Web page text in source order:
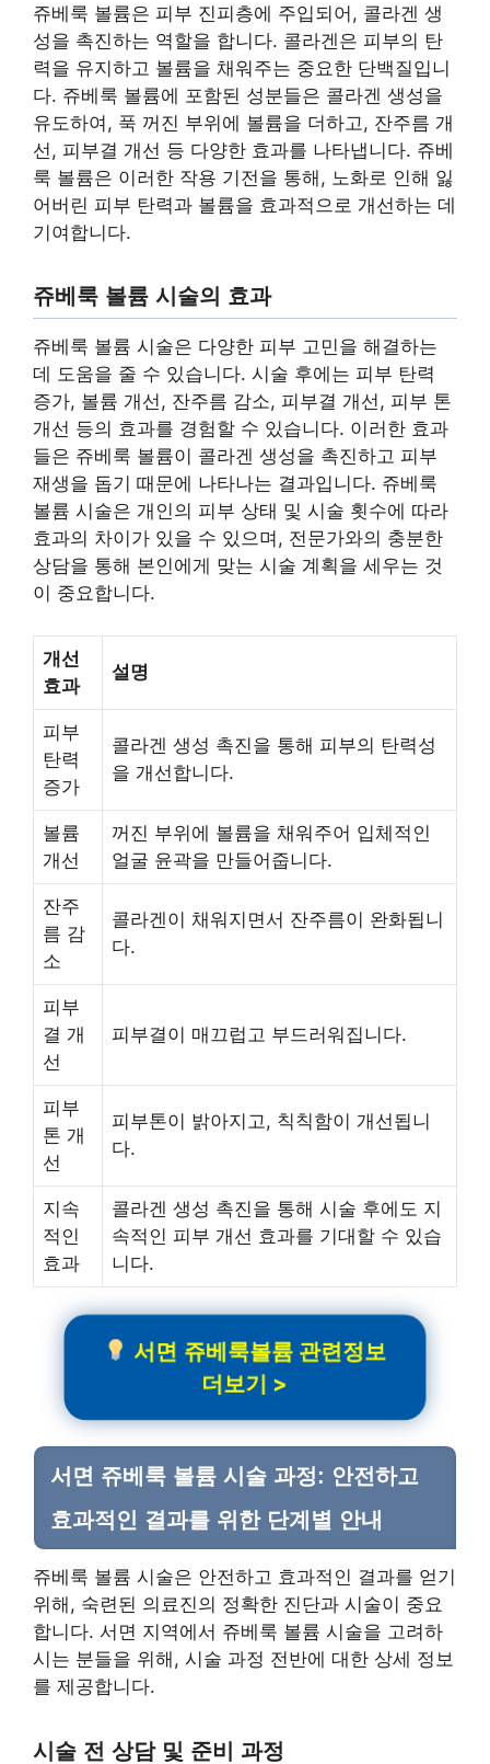
쥬베룩 볼륨은 피부 진피층에 주입되어, 콜라겐 생
성을 촉진하는 역할을 합니다. 콜라겐은 피부의 탄
력을 유지하고 볼륨을 채워주는 중요한 단백질입니
다. 쥬베룩 볼륨에 포함된 성분들은 콜라겐 생성을
유도하여, 푹 꺼진 부위에 볼륨을 더하고, 잔주름 개
선, 피부결 개선 등 다양한 효과를 나타냅니다. 쥬베
룩 볼륨은 이러한 작용 기전을 통해, 노화로 인해 잃
어버린 피부 탄력과 볼륨을 효과적으로 개선하는 데
기여합니다.
쥬베룩 볼륨 시술의 효과
쥬베룩 볼륨 시술은 다양한 피부 고민을 해결하는
데 도움을 줄 수 있습니다. 시술 후에는 피부 탄력
증가, 볼륨 개선, 잔주름 감소, 피부결 개선, 피부 톤
개선 등의 효과를 경험할 수 있습니다. 이러한 효과
들은 쥬베룩 볼륨이 콜라겐 생성을 촉진하고 피부
재생을 돕기 때문에 나타나는 결과입니다. 쥬베룩
볼륨 시술은 개인의 피부 상태 및 시술 횟수에 따라
효과의 차이가 있을 수 있으며, 전문가와의 충분한
상담을 통해 본인에게 맞는 시술 계획을 세우는 것
이 중요합니다.
개선
효과
설명
피부
탄력
증가
콜라겐 생성 촉진을 통해 피부의 탄력성
을 개선합니다.
볼륨
개선
꺼진 부위에 볼륨을 채워주어 입체적인
얼굴 윤곽을 만들어줍니다.
잔주
름 감
소
콜라겐이 채워지면서 잔주름이 완화됩니
다.
피부
결 개
선
피부결이 매끄럽고 부드러워집니다.
피부
톤 개
선
피부톤이 밝아지고, 칙칙함이 개선됩니
다.
지속
적인
효과
콜라겐 생성 촉진을 통해 시술 후에도 지
속적인 피부 개선 효과를 기대할 수 있습
니다.
서면 쥬베룩볼륨 관련정보
더보기 >
서면 쥬베룩 볼륨 시술 과정: 안전하고
효과적인 결과를 위한 단계별 안내
쥬베룩 볼륨 시술은 안전하고 효과적인 결과를 얻기
위해, 숙련된 의료진의 정확한 진단과 시술이 중요
합니다. 서면 지역에서 쥬베룩 볼륨 시술을 고려하
시는 분들을 위해, 시술 과정 전반에 대한 상세 정보
를 제공합니다.
시술 전 상담 및 준비 과정